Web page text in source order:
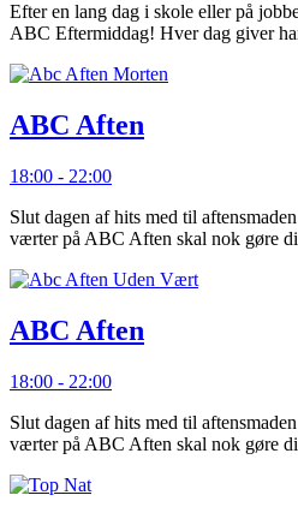
Efter en lang dag i skole eller på
ABC Eftermiddag! Hver dag giver
ABC Aften
18:00 - 22:00
Slut dagen af hits med til
værter på ABC Aften skal nok gøre
ABC Aften
18:00 - 22:00
Slut dagen af hits med til
værter på ABC Aften skal nok gøre